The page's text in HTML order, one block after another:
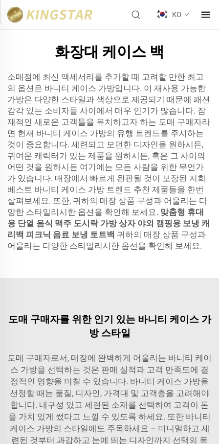
KO
화장대 케이스 백
소매점에 최신 액세서리를 추가할 때 고려할 만한 최고
의 옵션은 바니티 케이스 가방입니다. 이 재사용 가능한
가방은 다양한 스타일과 색상으로 제공되기 때문에 패션
감각 있는 소비자들 사이에서 매우 인기가 많습니다. 잠
재적인 새로운 고객들을 유치하고자 하는 도매 구매자라
면 현재 바니티 케이스 가방의 유행 트렌드를 주시하는
것이 중요합니다. 세련되고 모던한 디자인을 원하시든,
귀여운 캐릭터가 있는 제품을 원하시든, 혹은 그 사이의
어떤 것을 원하시든 여기에는 모든 사람을 위한 무언가
가 있습니다. 매장에서 빠르게 완판될 것이 보장된 저희
베스트 바니티 케이스 가방 트렌드 추천 제품들을 한번
살펴보세요. 또한, 귀하의 매장 상품 구성과 어울리는 다
양한 스타일리시한 옵션을 확인해 보세요. 맞춤형 휴대
용 단열 음식 맥주 도시락 가방 상자 야외 캠핑용 보냉 캐
리백 피크닉 음료 보냉 토트백 귀하의 매장 상품 구성과
어울리는 다양한 스타일리시한 옵션을 확인해 보세요.
도매 구매자를 위한 인기 있는 바니티 케이스 가
방 스타일
도매 구매자로서, 매장에 완벽하게 어울리는 바니티 케이
스 가방을 선택하는 것은 판매 실적과 고객 만족도에 결
정적인 영향을 미칠 수 있습니다. 바니티 케이스 가방을
선정할 때는 품질, 디자인, 가격대 및 고객층을 고려해야
합니다. 내구성 있고 세련된 소재를 선택하여 고객이 돈
을 가치 있게 썼다고 느낄 수 있도록 하세요. 또한 바니티
케이스 가방의 스타일에도 주목하세요 – 미니멀하고 세
련된 것부터 과감하고 눈에 띄는 디자인까지 선택의 폭